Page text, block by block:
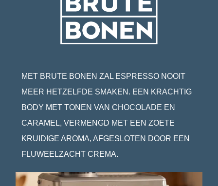
MET BRUTE BONEN ZAL ESPRESSO NOOIT
MEER HETZELFDE SMAKEN. EEN KRACHTIG
BODY MET TONEN VAN CHOCOLADE EN
CARAMEL, VERMENGD MET EEN ZOETE
KRUIDIGE AROMA, AFGESLOTEN DOOR EEN
FLUWEELZACHT CREMA.